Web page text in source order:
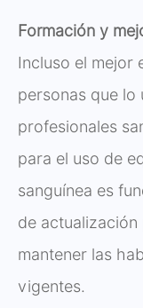
Formación y
Incluso el mejor
personas que lo
profesionales
para el uso de
sanguínea es
de
mantener las
vigentes.